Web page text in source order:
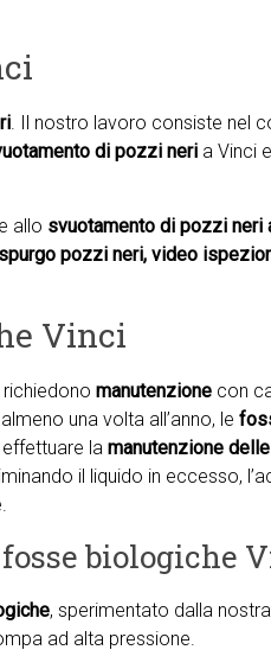
. Il nostro lavoro consiste nel
di pozzi neri a Vinci
allo svuotamento di pozzi neri
pozzi neri, video
Vinci
richiedono manutenzione con
una volta all’anno, le
la manutenzione
il liquido in eccesso,
biologiche
, sperimentato dalla
ad alta pressione.